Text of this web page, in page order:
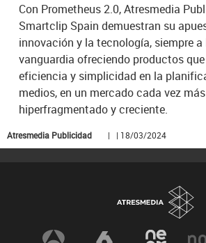
Con Prometheus 2.0, Atresmedia
Smartclip Spain demuestran su
innovación y la tecnología, siempre a
vanguardia ofreciendo productos
eficiencia y simplicidad en la
medios, en un mercado cada vez más
hiperfragmentado y creciente.
Atresmedia Publicidad | | 18/03/2024